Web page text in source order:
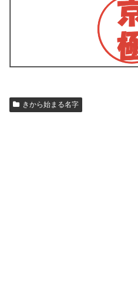
きから始まる名字